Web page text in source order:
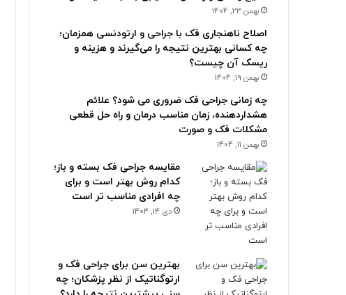
بهمن 23, 1404
اصلاح ناهنجاری فک با جراحی و ارتودنسی همزمان؛
چه کسانی بهترین نتیجه را می‌گیرند و هزینه و
ریسک آن چیست؟
بهمن 19, 1404
چه زمانی جراحی فک ضروری می شود؟ علائم
هشداردهنده، زمان مناسب درمان و راه حل قطعی
مشکلات فک و صورت
بهمن 11, 1404
مقایسه جراحی فک بسته و باز؛
کدام روش بهتر است و برای
چه افرادی مناسب تر است
دی 14, 1404
بهترین سن برای جراحی فک و
ارتوگناتیک از نظر پزشکان؛ چه